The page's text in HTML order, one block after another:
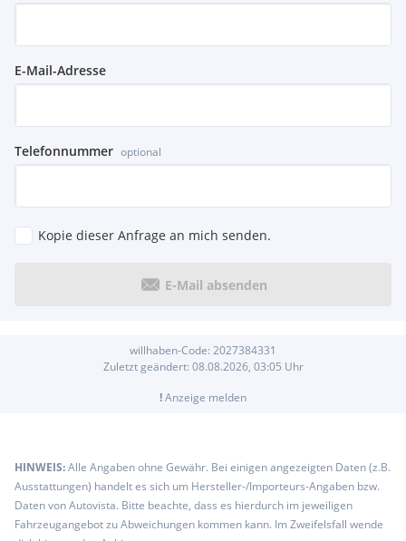
E-Mail-Adresse
Telefonnummer optional
Kopie dieser Anfrage an mich senden.
E-Mail absenden
willhaben-Code: 2027384331
Zuletzt geändert: 08.08.2026, 03:05 Uhr
!Anzeige melden
HINWEIS:Alle Angaben ohne Gewähr. Bei einigen angezeigten Daten (z.B.
Ausstattungen) handelt es sich um Hersteller-/Importeurs-Angaben bzw.
Daten von Autovista. Bitte beachte, dass es hierdurch im jeweiligen
Fahrzeugangebot zu Abweichungen kommen kann. Im Zweifelsfall wende